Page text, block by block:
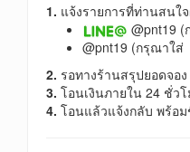
1. แจ้งรายการที่ท่านสนใ
@pnt19
@pnt19 (กรุณาใส่
2. รอทางร้านสรุปยอดจอ
3. โอนเงินภายใน 24 ชั่ว
4. โอนแล้วแจ้งกลับ พร้อ